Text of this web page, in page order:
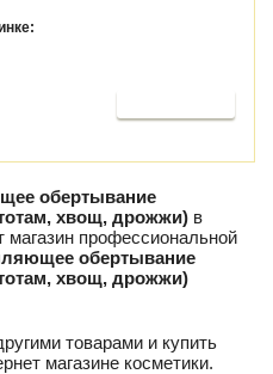
обертывание
хвощ, дрожжи) в
магазин профессиональной
обертывание
хвощ, дрожжи)
товарами и купить
магазине косметики.